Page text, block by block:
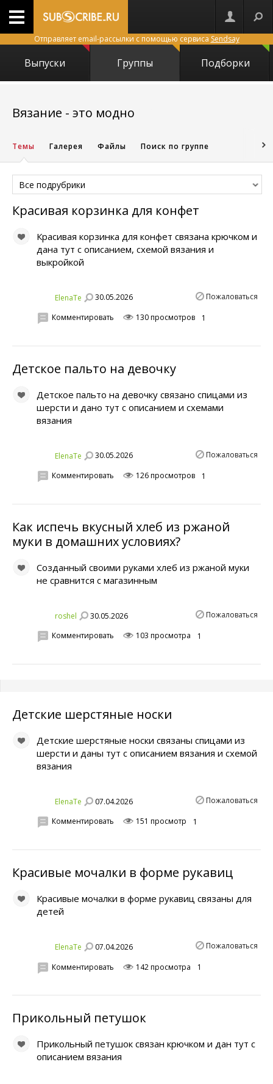
Отправляет email-рассылки с помощью сервиса Sendsay
Выпуски Группы Подборки
Вязание - это модно
Темы Галерея Файлы Поиск по группе
Все подрубрики
Красивая корзинка для конфет
Красивая корзинка для конфет связана крючком и
дана тут с описанием, схемой вязания и
выкройкой
ElenaTe 30.05.2026 Пожаловаться
Комментировать 130 просмотров 1
Детское пальто на девочку
Детское пальто на девочку связано спицами из
шерсти и дано тут с описанием и схемами
вязания
ElenaTe 30.05.2026 Пожаловаться
Комментировать 126 просмотров 1
Как испечь вкусный хлеб из ржаной
муки в домашних условиях?
Созданный своими руками хлеб из ржаной муки
не сравнится с магазинным
roshel 30.05.2026 Пожаловаться
Комментировать 103 просмотра 1
Детские шерстяные носки
Детские шерстяные носки связаны спицами из
шерсти и даны тут с описанием вязания и схемой
вязания
ElenaTe 07.04.2026 Пожаловаться
Комментировать 151 просмотр 1
Красивые мочалки в форме рукавиц
Красивые мочалки в форме рукавиц связаны для
детей
ElenaTe 07.04.2026 Пожаловаться
Комментировать 142 просмотра 1
Прикольный петушок
Прикольный петушок связан крючком и дан тут с
описанием вязания